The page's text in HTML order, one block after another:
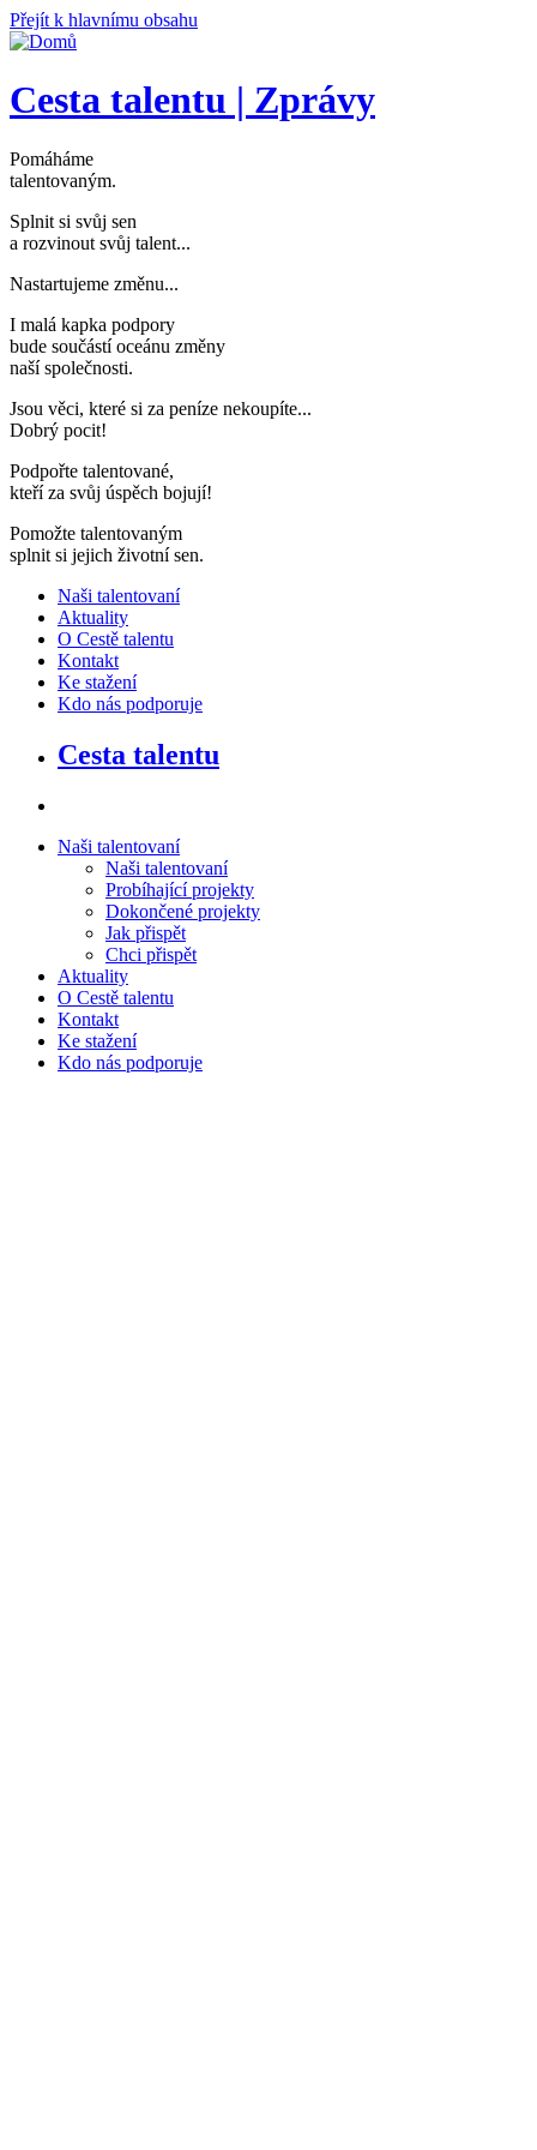
Přejít k hlavnímu obsahu
Cesta talentu | Zprávy
Pomáháme
talentovaným.
Splnit si svůj sen
a rozvinout svůj talent...
Nastartujeme změnu...
I malá kapka podpory
bude součástí oceánu změny
naší společnosti.
Jsou věci, které si za peníze nekoupíte...
Dobrý pocit!
Podpořte talentované,
kteří za svůj úspěch bojují!
Pomožte talentovaným
splnit si jejich životní sen.
Naši talentovaní
Aktuality
O Cestě talentu
Kontakt
Ke stažení
Kdo nás podporuje
Cesta talentu
Naši talentovaní
Naši talentovaní
Probíhající projekty
Dokončené projekty
Jak přispět
Chci přispět
Aktuality
O Cestě talentu
Kontakt
Ke stažení
Kdo nás podporuje